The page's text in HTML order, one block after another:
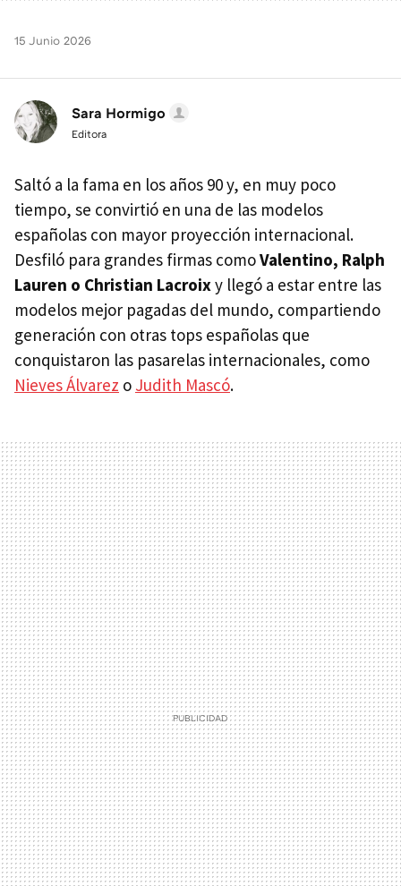
15 Junio 2026
Sara Hormigo
Editora
Saltó a la fama en los años 90 y, en muy poco
tiempo, se convirtió en una de las modelos
españolas con mayor proyección internacional.
Desfiló para grandes firmas comoValentino, Ralph
Lauren o Christian Lacroixy llegó a estar entre las
modelos mejor pagadas del mundo, compartiendo
generación con otras tops españolas que
conquistaron las pasarelas internacionales, como
Nieves Álvarez o Judith Mascó.